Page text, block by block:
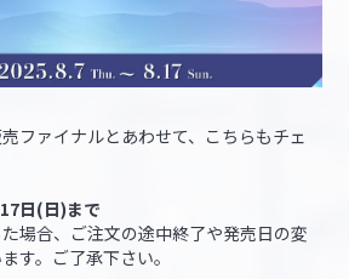
ファイナルとあわせて、こちらもチェ
日(日)まで
場合、ご注文の途中終了や発売日の変
す。ご了承下さい。